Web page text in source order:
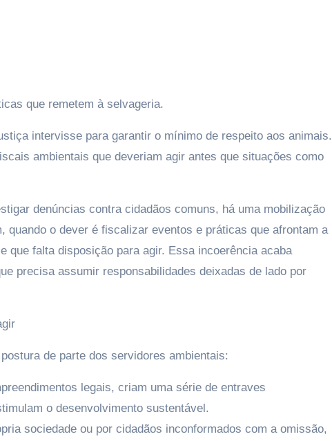
que remetem à selvageria.
intervisse para garantir o mínimo de respeito aos animais.
ambientais que deveriam agir antes que situações como
denúncias contra cidadãos comuns, há uma mobilização
quando o dever é fiscalizar eventos e práticas que afrontam a
que falta disposição para agir. Essa incoerência acaba
precisa assumir responsabilidades deixadas de lado por
de parte dos servidores ambientais:
legais, criam uma série de entraves
o desenvolvimento sustentável.
sociedade ou por cidadãos inconformados com a omissão,